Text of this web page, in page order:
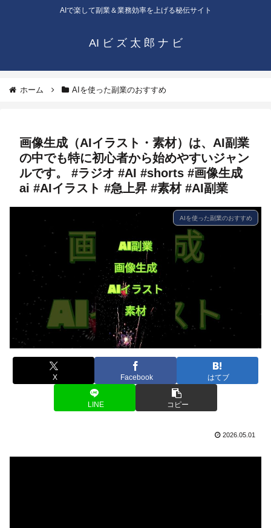
AIで楽して副業＆業務効率を上げる秘伝サイト
AI ビ ズ 太 郎 ナ ビ
ホーム AIを使った副業のおすすめ
画像生成（AIイラスト・素材）は、AI副業
の中でも特に初心者から始めやすいジャン
ルです。 #ラジオ #AI #shorts #画像生成
ai #AIイラスト #急上昇 #素材 #AI副業
AIを使った副業のおすすめ
X Facebook はてブ
LINE コピー
2026.05.01